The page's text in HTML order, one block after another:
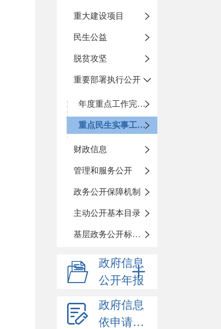
重大建设项目
民生公益
脱贫攻坚
重要部署执行公开
年度重点工作完成情况
重点民生实事工作进展情况
财政信息
管理和服务公开
政务公开保障机制
主动公开基本目录
基层政务公开标准化目录
政府信息
公开年报
政府信息
依申请公开